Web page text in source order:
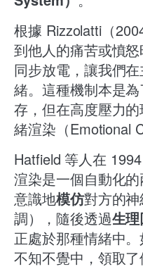
根據 Rizzolatti（
到他人的痛苦或憤
同步放電，讓我們
緒。這種機制本是
存，但在高度壓力
緒渲染（Emotional
Hatfield 等人在
渲染是一個自動化
意識地模仿對方的
調），隨後透過生
正處於那種情緒中
不知不覺中，領取了